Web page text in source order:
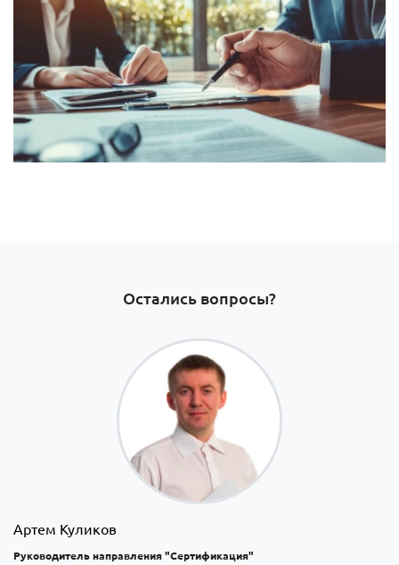
Остались вопросы?
Артем Куликов
Руководитель направления "Сертификация"